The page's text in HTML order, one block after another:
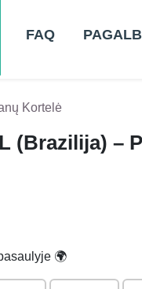
FAQ
Kortelė
(Brazilija) –
🌍